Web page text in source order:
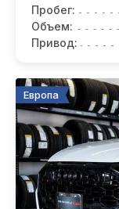
Пробег:
Объем:
Привод:
Европа